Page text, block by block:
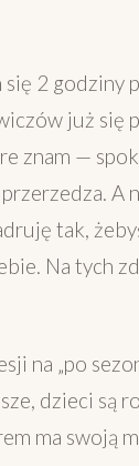
2 godziny
już się
znam —
A
tak,
Na tych
na „po
dzieci są
ma swoją